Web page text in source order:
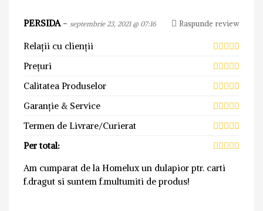
PERSIDA- septembrie 23, 2021 @ 07:16 Raspunde review
Relații cu clienții
Prețuri
Calitatea Produselor
Garanție & Service
Termen de Livrare/Curierat
Per total:
Am cumparat de la Homelux un dulapior ptr. carti
f.dragut si suntem f.multumiti de produs!